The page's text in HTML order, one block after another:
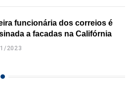
funcionária dos correios é
a facadas na Califórnia
2023